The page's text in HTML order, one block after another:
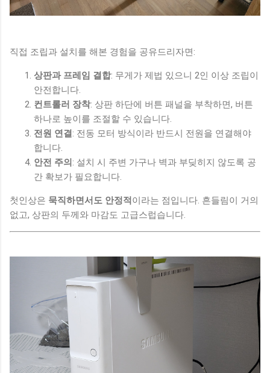
직접 조립과 설치를 해본 경험을 공유드리자면:
상판과 프레임 결합: 무게가 제법 있으니 2인 이상 조립이
안전합니다.
컨트롤러 장착: 상판 하단에 버튼 패널을 부착하면, 버튼
하나로 높이를 조절할 수 있습니다.
전원 연결: 전동 모터 방식이라 반드시 전원을 연결해야
합니다.
안전 주의 : 설치 시 주변 가구나 벽과 부딪히지 않도록 공
간 확보가 필요합니다.
첫인상은 묵직하면서도 안정적 이라는 점입니다. 흔들림이 거의
없고, 상판의 두께와 마감도 고급스럽습니다.